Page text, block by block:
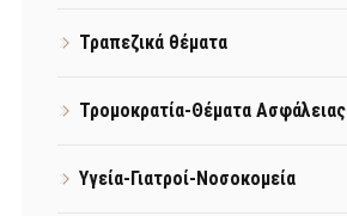
Τραπεζικά θέματα
Τρομοκρατία-Θέματα Ασφάλειας
Υγεία-Γιατροί-Νοσοκομεία